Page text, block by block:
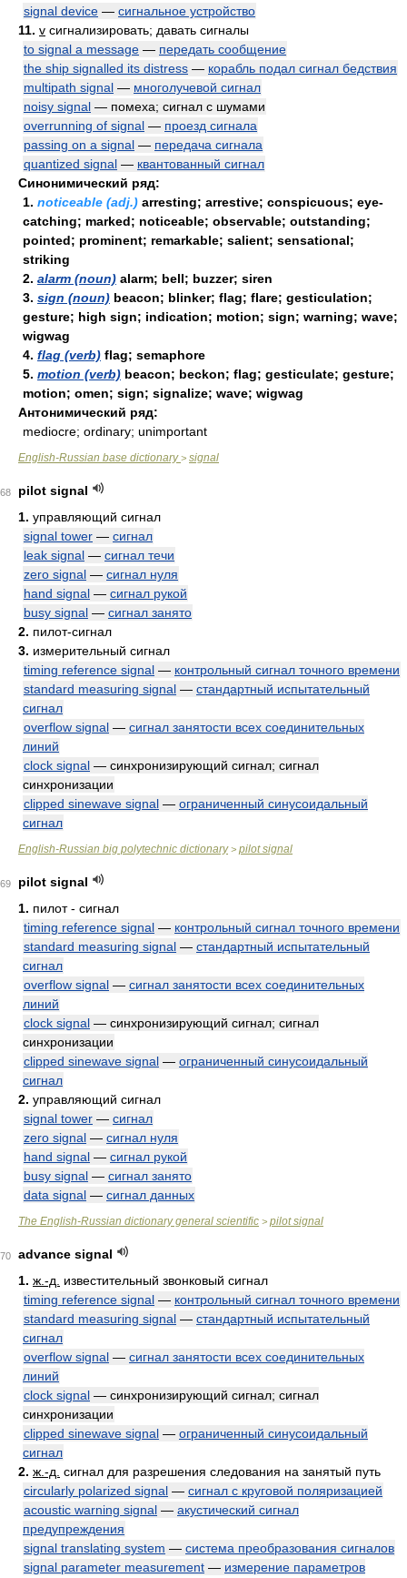
signal device — сигнальное устройство
11. v сигнализировать; давать сигналы
to signal a message — передать сообщение
the ship signalled its distress — корабль подал сигнал бедствия
multipath signal — многолучевой сигнал
noisy signal — помеха; сигнал с шумами
overrunning of signal — проезд сигнала
passing on a signal — передача сигнала
quantized signal — квантованный сигнал
Синонимический ряд:
1. noticeable (adj.) arresting; arrestive; conspicuous; eye-
catching; marked; noticeable; observable; outstanding;
pointed; prominent; remarkable; salient; sensational;
striking
2. alarm (noun) alarm; bell; buzzer; siren
3. sign (noun) beacon; blinker; flag; flare; gesticulation;
gesture; high sign; indication; motion; sign; warning; wave;
wigwag
4. flag (verb) flag; semaphore
5. motion (verb) beacon; beckon; flag; gesticulate; gesture;
motion; omen; sign; signalize; wave; wigwag
Антонимический ряд:
mediocre; ordinary; unimportant
English-Russian base dictionary> signal
68
pilot signal
1. управляющий сигнал
signal tower — сигнал
leak signal — сигнал течи
zero signal — сигнал нуля
hand signal — сигнал рукой
busy signal — сигнал занято
2. пилот-сигнал
3. измерительный сигнал
timing reference signal — контрольный сигнал точного времени
standard measuring signal — стандартный испытательный
сигнал
overflow signal — сигнал занятости всех соединительных
линий
clock signal — синхронизирующий сигнал; сигнал
синхронизации
clipped sinewave signal — ограниченный синусоидальный
сигнал
English-Russian big polytechnic dictionary> pilot signal
69
pilot signal
1. пилот - сигнал
timing reference signal — контрольный сигнал точного времени
standard measuring signal — стандартный испытательный
сигнал
overflow signal — сигнал занятости всех соединительных
линий
clock signal — синхронизирующий сигнал; сигнал
синхронизации
clipped sinewave signal — ограниченный синусоидальный
сигнал
2. управляющий сигнал
signal tower — сигнал
zero signal — сигнал нуля
hand signal — сигнал рукой
busy signal — сигнал занято
data signal — сигнал данных
The English-Russian dictionary general scientific > pilot signal
70
advance signal
1. ж.-д.
известительный звонковый сигнал
timing reference signal — контрольный сигнал точного времени
standard measuring signal — стандартный испытательный
сигнал
overflow signal — сигнал занятости всех соединительных
линий
clock signal — синхронизирующий сигнал; сигнал
синхронизации
clipped sinewave signal — ограниченный синусоидальный
сигнал
2. ж.-д. сигнал для разрешения следования на занятый путь
circularly polarized signal — сигнал с круговой поляризацией
acoustic warning signal — акустический сигнал
предупреждения
signal translating system — система преобразования сигналов
signal parameter measurement — измерение параметров